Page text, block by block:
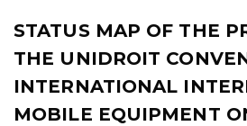
STATUS MAP OF THE
THE UNIDROIT
INTERNATIONAL
MOBILE EQUIPMENT